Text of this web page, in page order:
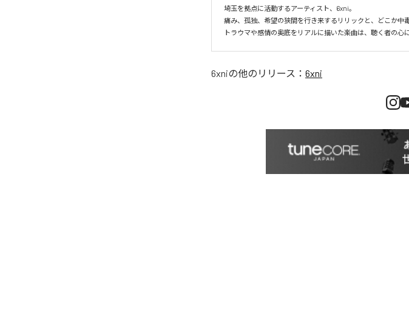
埼玉を拠点に活動するアーティスト、6xni。
痛み、孤独、希望の狭間を行き来するリリックと、どこか中
トラウマや感情の奥底をリアルに描いた楽曲は、聴く者の心
6xniの他のリリース： 6xni